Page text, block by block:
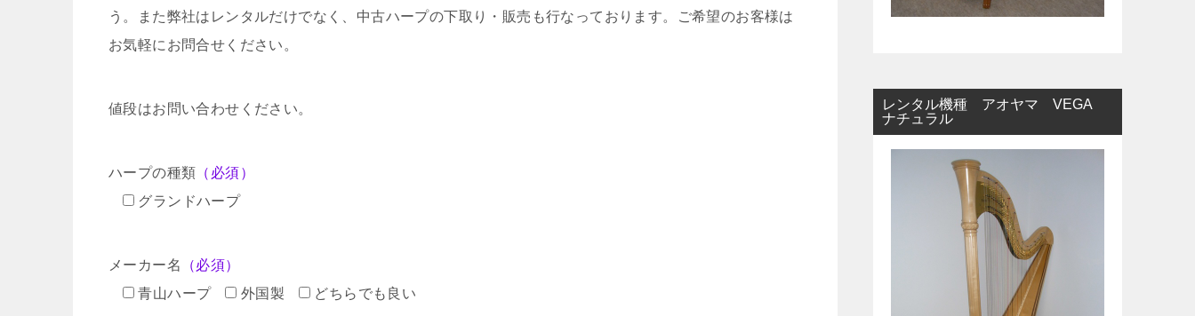
う。また弊社はレンタルだけでなく、中古ハープの下取り・販売も行なっております。ご希望のお客様は
お気軽にお問合せください。
値段はお問い合わせください。
ハープの種類 （必須）
グランドハープ
メーカー名
（必須）
青山ハープ
外国製 どちらでも良い
レンタル機種 アオヤマ VEGA
ナチュラル